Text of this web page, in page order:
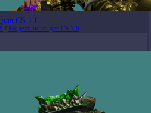
CS 1.6
/ Модели ножа для CS 1.6